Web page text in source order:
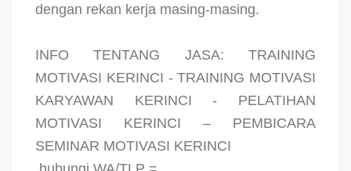
dengan rekan kerja masing-masing.
INFO TENTANG JASA: TRAINING
MOTIVASI KERINCI - TRAINING MOTIVASI
KARYAWAN KERINCI - PELATIHAN
MOTIVASI KERINCI – PEMBICARA
SEMINAR MOTIVASI KERINCI